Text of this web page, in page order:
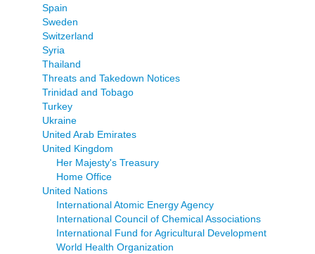
Spain
Sweden
Switzerland
Syria
Thailand
Threats and Takedown Notices
Trinidad and Tobago
Turkey
Ukraine
United Arab Emirates
United Kingdom
Her Majesty's Treasury
Home Office
United Nations
International Atomic Energy Agency
International Council of Chemical Associations
International Fund for Agricultural Development
World Health Organization